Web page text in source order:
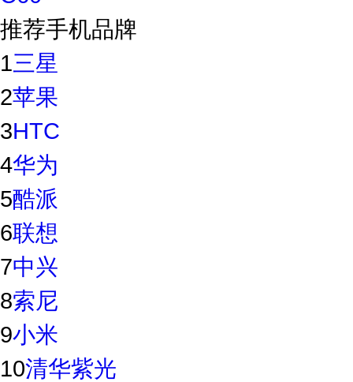
推荐手机品牌
1三星
2苹果
3HTC
4华为
5酷派
6联想
7中兴
8索尼
9小米
10清华紫光